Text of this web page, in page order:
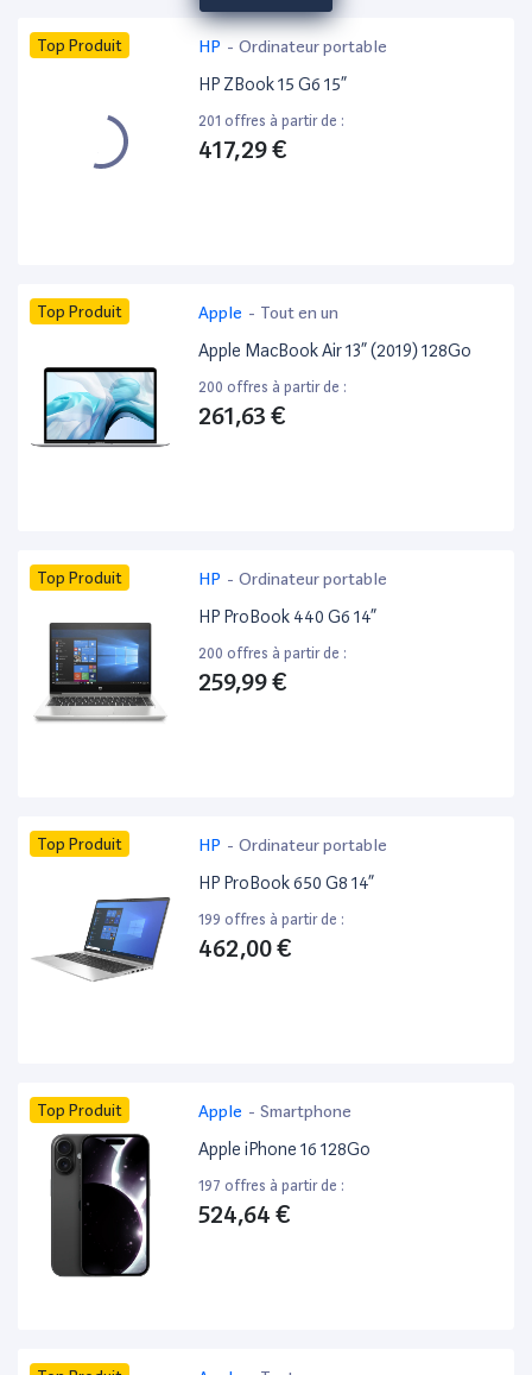
Top Produit HP - Ordinateur portable
HP ZBook 15 G6 15”
201 offres à partir de :
417,29 €
Top Produit Apple - Tout en un
Apple MacBook Air 13” (2019) 128Go
200 offres à partir de :
261,63 €
Top Produit HP - Ordinateur portable
HP ProBook 440 G6 14”
200 offres à partir de :
259,99 €
Top Produit HP - Ordinateur portable
HP ProBook 650 G8 14”
199 offres à partir de :
462,00 €
Top Produit Apple - Smartphone
Apple iPhone 16 128Go
197 offres à partir de :
524,64 €